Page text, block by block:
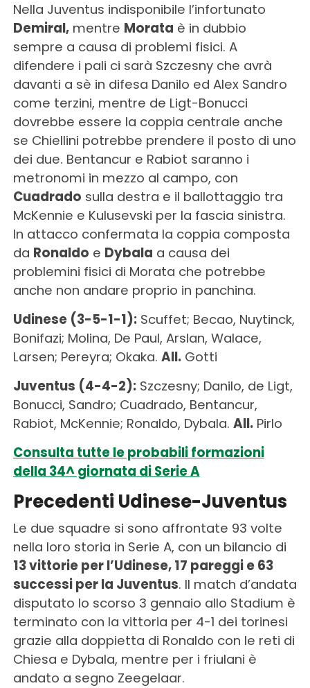
Nella Juventus indisponibile l’infortunato
Demiral,mentre Morata è in dubbio
sempre a causa di problemi fisici. A
difendere i pali ci sarà Szczesny che avrà
davanti a sè in difesa Danilo ed Alex Sandro
come terzini, mentre de Ligt-Bonucci
dovrebbe essere la coppia centrale anche
se Chiellini potrebbe prendere il posto di uno
dei due. Bentancur e Rabiot saranno i
metronomi in mezzo al campo, con
Cuadrado sulla destra e il ballottaggio tra
McKennie e Kulusevski per la fascia sinistra.
In attacco confermata la coppia composta
da Ronaldo e Dybala a causa dei
problemini fisici di Morata che potrebbe
anche non andare proprio in panchina.
Udinese (3-5-1-1):Scuffet; Becao, Nuytinck,
Bonifazi; Molina, De Paul, Arslan, Walace,
Larsen; Pereyra; Okaka. All. Gotti
Juventus (4-4-2):Szczesny; Danilo, de Ligt,
Bonucci, Sandro; Cuadrado, Bentancur,
Rabiot, McKennie; Ronaldo, Dybala. All. Pirlo
Consulta tutte le probabili formazioni
della 34^ giornata di Serie A
Precedenti Udinese-Juventus
Le due squadre si sono affrontate 93 volte
nella loro storia in Serie A, con un bilancio di
13 vittorie per l’Udinese, 17 pareggi e 63
successi per la Juventus. Il match d’andata
disputato lo scorso 3 gennaio allo Stadium è
terminato con la vittoria per 4-1 dei torinesi
grazie alla doppietta di Ronaldo con le reti di
Chiesa e Dybala, mentre per i friulani è
andato a segno Zeegelaar.